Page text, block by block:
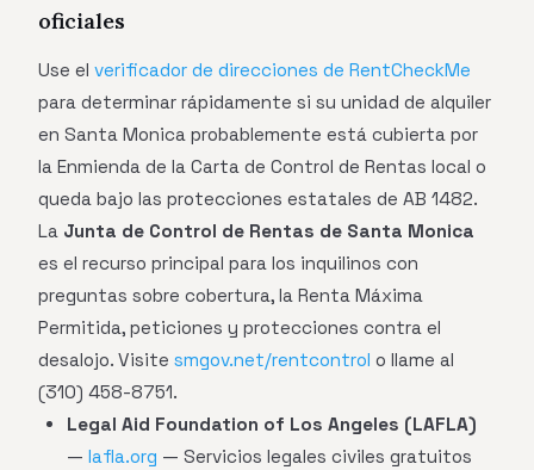
oficiales
Use el verificador de direcciones de RentCheckMe
para determinar rápidamente si su unidad de alquiler
en Santa Monica probablemente está cubierta por
la Enmienda de la Carta de Control de Rentas local o
queda bajo las protecciones estatales de AB 1482.
La Junta de Control de Rentas de Santa Monica
es el recurso principal para los inquilinos con
preguntas sobre cobertura, la Renta Máxima
Permitida, peticiones y protecciones contra el
desalojo. Visite smgov.net/rentcontrol o llame al
(310) 458-8751.
Legal Aid Foundation of Los Angeles (LAFLA)
— lafla.org — Servicios legales civiles gratuitos